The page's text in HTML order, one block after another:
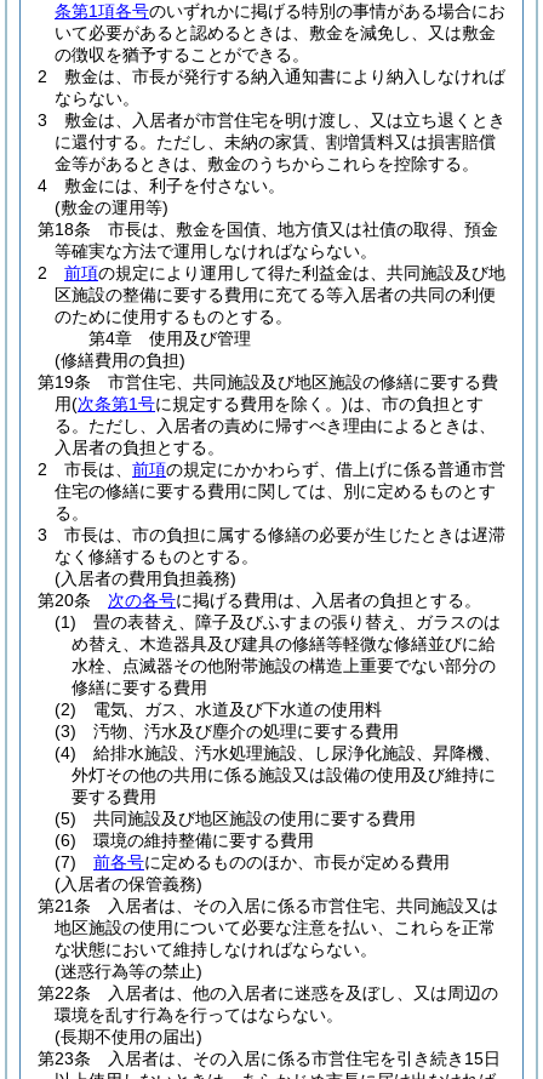
条第1項各号のいずれかに掲げる特別の事情がある場合にお
いて必要があると認めるときは、敷金を減免し、又は敷金
の徴収を猶予することができる。
2
敷金は、市長が発行する納入通知書により納入しなければ
ならない。
3
敷金は、入居者が市営住宅を明け渡し、又は立ち退くとき
に還付する。 ただし、未納の家賃、割増賃料又は損害賠償
金等があるときは、敷金のうちからこれらを控除する。
4
敷金には、利子を付さない。
(敷金の運用等)
第18条
市長は、敷金を国債、地方債又は社債の取得、預金
等確実な方法で運用しなければならない。
2
前項の規定により運用して得た利益金は、共同施設及び地
区施設の整備に要する費用に充てる等入居者の共同の利便
のために使用するものとする。
第4章
使用及び管理
(修繕費用の負担)
第19条
市営住宅、共同施設及び地区施設の修繕に要する費
用(次条第1号に規定する費用を除く。)は、市の負担とす
る。 ただし、入居者の責めに帰すべき理由によるときは、
入居者の負担とする。
2
市長は、 前項の規定にかかわらず、借上げに係る普通市営
住宅の修繕に要する費用に関しては、別に定めるものとす
る。
3
市長は、市の負担に属する修繕の必要が生じたときは遅滞
なく修繕するものとする。
(入居者の費用負担義務)
第20条
次の各号に掲げる費用は、入居者の負担とする。
(1)
畳の表替え、障子及びふすまの張り替え、ガラスのは
め替え、木造器具及び建具の修繕等軽微な修繕並びに給
水栓、点滅器その他附帯施設の構造上重要でない部分の
修繕に要する費用
(2)
電気、ガス、水道及び下水道の使用料
(3)
汚物、汚水及び塵介の処理に要する費用
(4)
給排水施設、汚水処理施設、し尿浄化施設、昇降機、
外灯その他の共用に係る施設又は設備の使用及び維持に
要する費用
(5)
共同施設及び地区施設の使用に要する費用
(6)
環境の維持整備に要する費用
(7)
前各号に定めるもののほか、市長が定める費用
(入居者の保管義務)
第21条
入居者は、その入居に係る市営住宅、共同施設又は
地区施設の使用について必要な注意を払い、これらを正常
な状態において維持しなければならない。
(迷惑行為等の禁止)
第22条
入居者は、他の入居者に迷惑を及ぼし、又は周辺の
環境を乱す行為を行ってはならない。
(長期不使用の届出)
第23条
入居者は、その入居に係る市営住宅を引き続き15日